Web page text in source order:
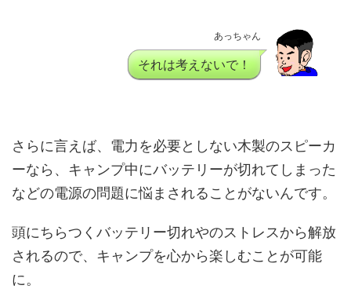
あっちゃん
それは考えないで！
さらに言えば、電力を必要としない木製のスピーカ
ーなら、キャンプ中にバッテリーが切れてしまった
などの電源の問題に悩まされることがないんです。
頭にちらつくバッテリー切れやのストレスから解放
されるので、キャンプを心から楽しむことが可能
に。